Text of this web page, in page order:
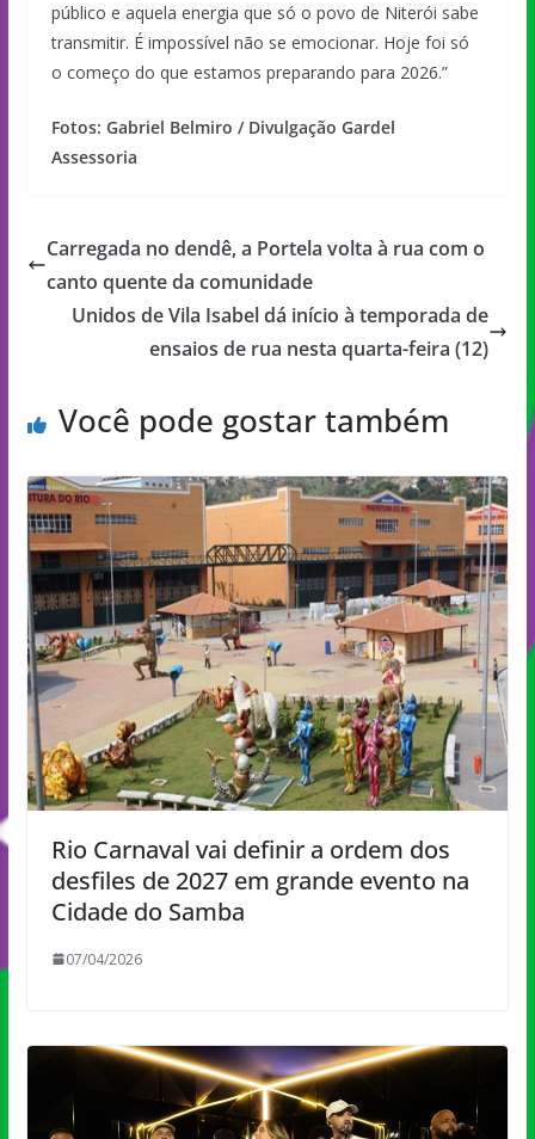
público e aquela energia que só o povo de Niterói sabe
transmitir. É impossível não se emocionar. Hoje foi só
o começo do que estamos preparando para 2026.”
Fotos: Gabriel Belmiro / Divulgação Gardel
Assessoria
Carregada no dendê, a Portela volta à rua com o
canto quente da comunidade
Unidos de Vila Isabel dá início à temporada de
ensaios de rua nesta quarta-feira (12)
Você pode gostar também
Rio Carnaval vai definir a ordem dos
desfiles de 2027 em grande evento na
Cidade do Samba
07/04/2026